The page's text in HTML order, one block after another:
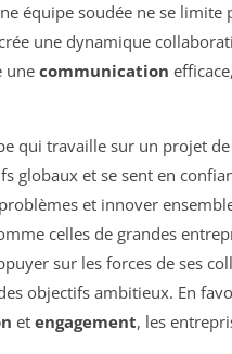
équipe soudée ne se
une dynamique
unecommunication
qui travaille sur un projet
globaux et se sent en
et innover
celles de grandes
sur les forces de ses
objectifs ambitieux. En
et engagement, les